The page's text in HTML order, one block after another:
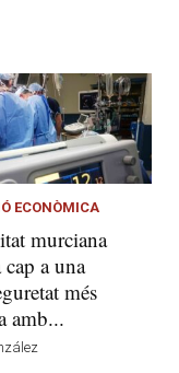
ECONÒMICA
murciana
cap a una
més
amb...